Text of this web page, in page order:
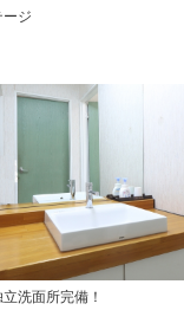
ジ
洗面所完備！